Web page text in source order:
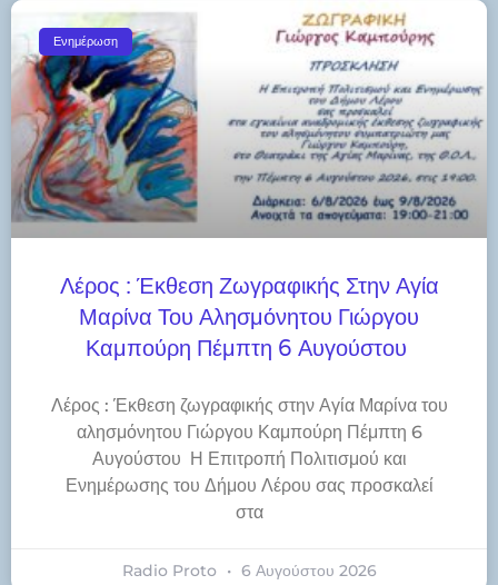
Ενημέρωση
Λέρος : Έκθεση Ζωγραφικής Στην Αγία
Μαρίνα Του Αλησμόνητου Γιώργου
Καμπούρη Πέμπτη 6 Αυγούστου
Λέρος : Έκθεση ζωγραφικής στην Αγία Μαρίνα του
αλησμόνητου Γιώργου Καμπούρη Πέμπτη 6
Αυγούστου Η Επιτροπή Πολιτισμού και
Ενημέρωσης του Δήμου Λέρου σας προσκαλεί
στα
Radio Proto 6 Αυγούστου 2026